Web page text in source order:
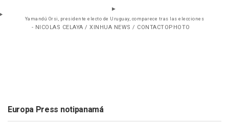
Yamandú Orsi, presidente electo de Uruguay, comparece tras las elecciones
- NICOLAS CELAYA / XINHUA NEWS / CONTACTOPHOTO
Europa Press notipanamá